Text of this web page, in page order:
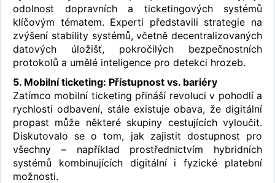
odolnost dopravních a ticketingových systémů
klíčovým tématem. Experti představili strategie na
zvýšení stability systémů, včetně decentralizovaných
datových úložišť, pokročilých bezpečnostních
protokolů a umělé inteligence pro detekci hrozeb.
5. Mobilní ticketing: Přístupnost vs. bariéry
Zatímco mobilní ticketing přináší revoluci v pohodlí a
rychlosti odbavení, stále existuje obava, že digitální
propast může některé skupiny cestujících vyloučit.
Diskutovalo se o tom, jak zajistit dostupnost pro
všechny – například prostřednictvím hybridních
systémů kombinujících digitální i fyzické platební
možnosti.